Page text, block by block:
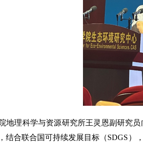
地理科学与资源研究所王灵恩副研究
结合联合国可持续发展目标（SDGS）